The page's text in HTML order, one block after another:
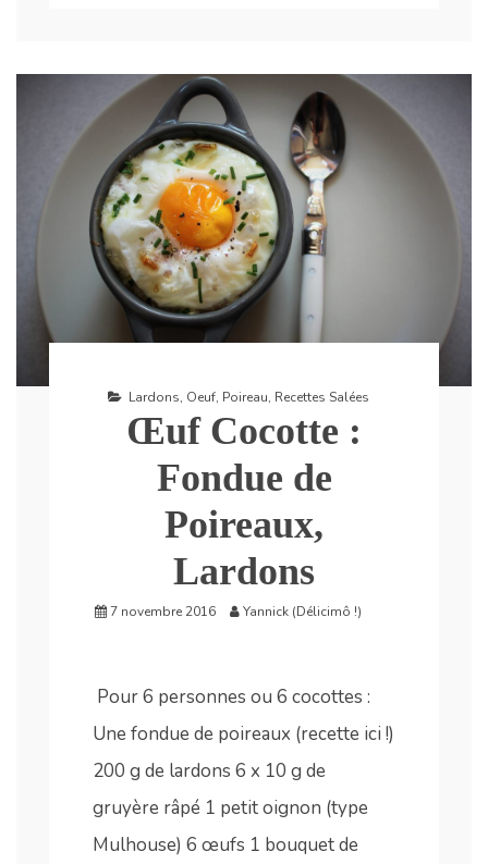
Lardons, Oeuf, Poireau, Recettes Salées
Œuf Cocotte :
Fondue de
Poireaux,
Lardons
7 novembre 2016 Yannick (Délicimô !)
Pour 6 personnes ou 6 cocottes :
Une fondue de poireaux (recette ici !)
200 g de lardons 6 x 10 g de
gruyère râpé 1 petit oignon (type
Mulhouse) 6 œufs 1 bouquet de